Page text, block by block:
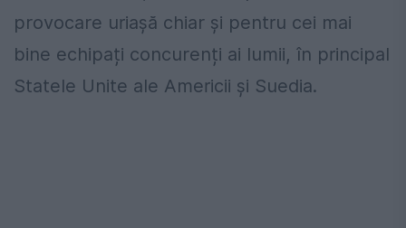
provocare uriașă chiar și pentru cei mai
bine echipați concurenți ai lumii, în principal
Statele Unite ale Americii și Suedia.